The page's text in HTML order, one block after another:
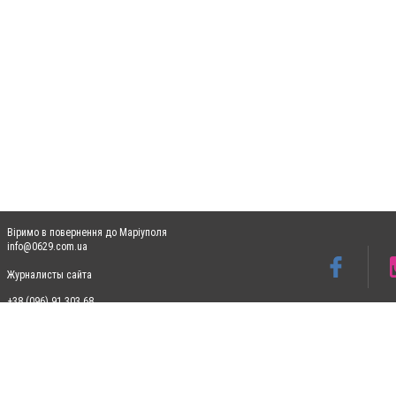
Віримо в повернення до Маріуполя
info@0629.com.ua
Журналисты сайта
+38 (096) 91 303 68